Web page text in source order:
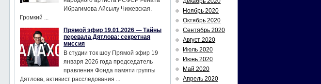
Ибрагимова Айсылу Чижевская.
Громкий ...
Прямой эфир 19.01.2026 — Тайны
перевала Дятлова: секретная
миссия
В студии ток шоу Прямой эфир 19
января 2026 года председатель
правления Фонда памяти группы
Дятлова, активист расследования ...
Ноябрь 2020
Октябрь 2020
Сентябрь 2020
Август 2020
Июль 2020
Июнь 2020
Май 2020
Апрель 2020